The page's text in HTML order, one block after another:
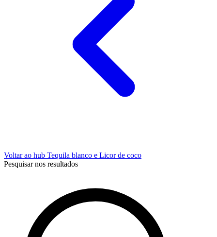
Voltar ao hub Tequila blanco e Licor de coco
Pesquisar nos resultados